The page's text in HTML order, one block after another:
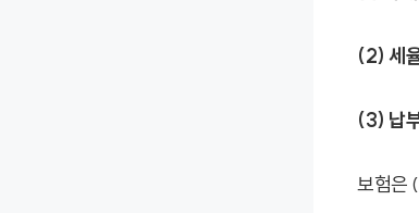
(2) 세
(3) 납
보험은